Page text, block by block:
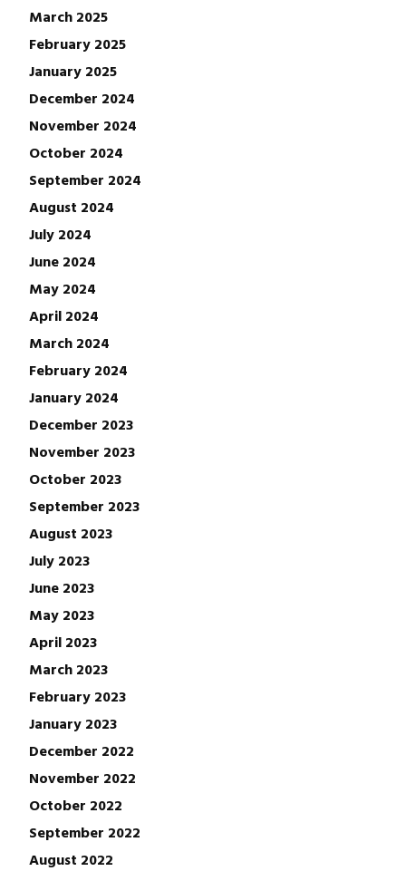
March 2025
February 2025
January 2025
December 2024
November 2024
October 2024
September 2024
August 2024
July 2024
June 2024
May 2024
April 2024
March 2024
February 2024
January 2024
December 2023
November 2023
October 2023
September 2023
August 2023
July 2023
June 2023
May 2023
April 2023
March 2023
February 2023
January 2023
December 2022
November 2022
October 2022
September 2022
August 2022